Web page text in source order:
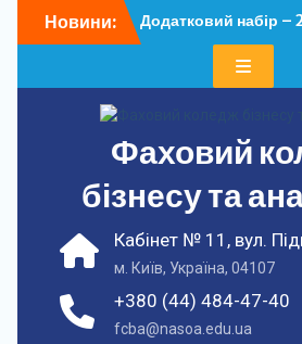
доНовини:
Додатковий набір –
У ФКБА НАСОА
Фаховий
бізнесу та
+380 (44) 484-47-40
fcba@nasoa.edu.ua
Кабінет № 11, вул.
м. Київ, Україна, 04107